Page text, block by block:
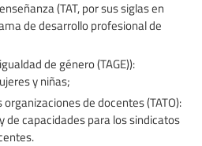
(TAT, por sus siglas en
de desarrollo profesional de
de género (TAGE)):
y niñas;
de docentes (TATO):
de capacidades para los sindicatos